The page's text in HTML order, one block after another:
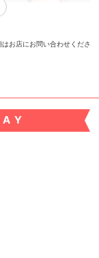
お店にお問い合わせくださ